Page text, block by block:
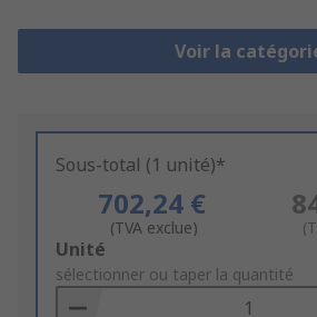
Voir la
Sous-total (1 unité)*
702,24 €
(TVA exclue)
Add
to
Basket
Unité
sélectionner ou taper la quantité